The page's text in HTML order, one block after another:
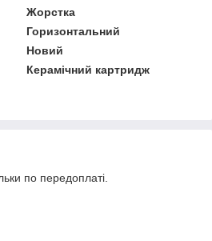
Жорстка
Горизонтальний
Новий
Керамічний картридж
по передоплаті.